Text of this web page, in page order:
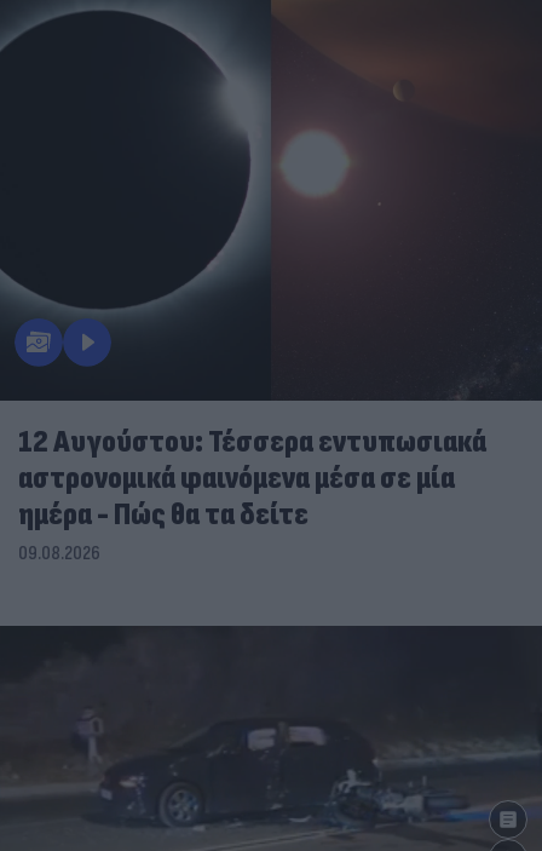
12 Αυγούστου: Τέσσερα εντυπωσιακά
αστρονομικά φαινόμενα μέσα σε μία
ημέρα - Πώς θα τα δείτε
09.08.2026